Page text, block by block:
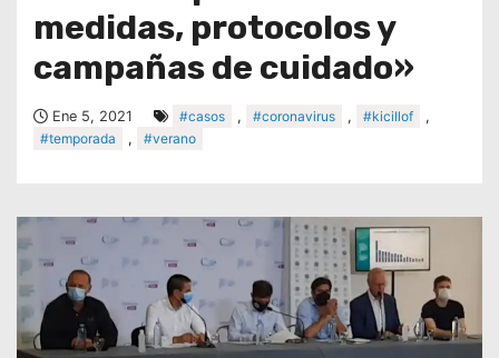
medidas, protocolos y
campañas de cuidado»
Ene 5, 2021 #casos , #coronavirus , #kicillof
,
#temporada
, #verano